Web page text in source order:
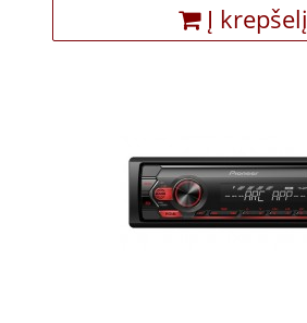
Į krepšelį